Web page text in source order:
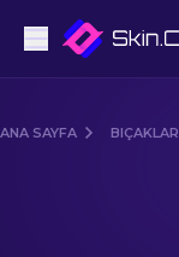
ANA SAYFA BIÇAKLAR